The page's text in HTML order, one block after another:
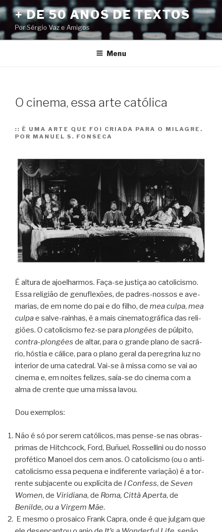
Pular
para
o
conteúdo
+ DE 50 ANOS DE TEXTOS
Por Sérgio Vaz e Amigos
Menu
O cinema, essa arte católica
:: É UMA ARTE QUE FOI CRIADA PARA O MILAGRE.
POR MANUEL S. FONSECA
É altura de ajo­e­lhar­mos. Faça-se jus­tiça ao cato­li­cismo.
Essa reli­gião de genu­fle­xões, de padres-nossos e ave-
marias, de em nome do pai e do filho, de mea culpa, mea
culpae salve-rainhas, é a mais cine­ma­to­grá­fica das reli­
giões. O cato­li­cismo fez-se para plon­gées de púl­pito,
contra-plongées de altar, para o grande plano de sacrá­
rio, hós­tia e cálice, para o plano geral da pere­grina luz no
inte­rior de uma cate­dral. Vai-se à missa como se vai ao
cinema e, em noi­tes feli­zes, saía-se do cinema com a
alma de crente que uma missa lavou.
Dou exem­plos:
Não é só por serem cató­li­cos, mas pense-se nas obras-
primas de Hit­ch­cock, Ford, Buñuel, Ros­sel­lini ou do nosso
pro­fé­tico Manoel dos cem anos. O cato­li­cismo (ou o anti­
ca­to­li­cismo essa pequena e indi­fe­rente vari­a­ção) é a tor­
rente sub­ja­cente ou explí­cita de I Con­fess, de Seven
Women, de Viri­di­ana, de Roma, Città Aperta, de
Benilde, ou a Vir­gem Mãe.
E mesmo o pro­saico Frank Capra, onde é que jul­gam que